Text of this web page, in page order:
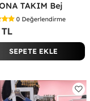
TAKIM Bej
0 Değerlendirme
SEPETE EKLE